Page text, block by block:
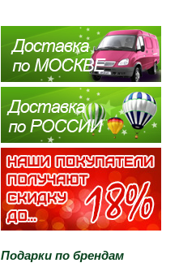
Подарки по брендам